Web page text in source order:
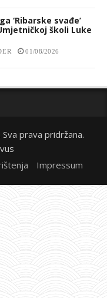
‘Ribarske svađe’
školi Luke
01/08/2026
prava pridržana.
Impressum